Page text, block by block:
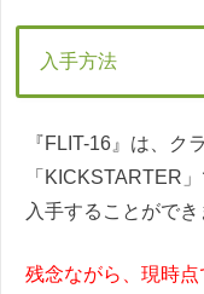
入手方法
『FLIT-16』は、ク
「KICKSTARTER
入手することができ
残念ながら、現時